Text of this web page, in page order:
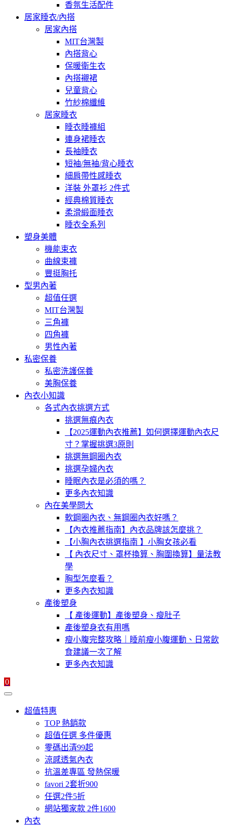
香氛生活配件
居家睡衣/內搭
居家內搭
MIT台灣製
內搭背心
保暖衛生衣
內搭襯裙
兒童背心
竹紗棉纖維
居家睡衣
睡衣睡褲組
連身裙睡衣
長袖睡衣
短袖/無袖/背心睡衣
細肩帶性感睡衣
洋裝 外罩衫 2件式
經典棉質睡衣
柔滑緞面睡衣
睡衣全系列
塑身美體
機能束衣
曲線束褲
豐挺胸托
型男內著
超值任選
MIT台灣製
三角褲
四角褲
男性內著
私密保養
私密洗護保養
美胸保養
內衣小知識
各式內衣挑選方式
挑選無痕內衣
【2025運動內衣推薦】如何選擇運動內衣尺
寸？掌握挑選3原則
挑選無鋼圈內衣
挑選孕婦內衣
睡眠內衣是必須的嗎？
更多內衣知識
內在美學問大
軟鋼圈內衣、無鋼圈內衣好嗎？
【內衣推薦指南】內衣品牌該怎麼挑？
【小胸內衣挑選指南 】小胸女孩必看
【 內衣尺寸、罩杯換算、胸圍換算】量法教
學
胸型怎麼看？
更多內衣知識
產後塑身
【 產後運動】產後塑身、瘦肚子
產後塑身衣有用嗎
瘦小腹完整攻略｜睡前瘦小腹運動、日常飲
食建議一次了解
更多內衣知識
0
超值特惠
TOP 熱銷款
超值任選 多件優惠
零碼出清99起
涼感透氣內衣
抗溫差專區 發熱保暖
favori 2套折900
任選2件5折
網站獨家款 2件1600
內衣